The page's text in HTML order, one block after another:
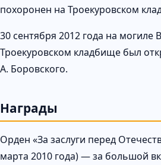
похоронен на Троекуровском
30 сентября 2012 года на могиле
Троекуровском кладбище был
А. Боровского.
Награды
Орден «За заслуги перед
марта 2010 года) — за большой